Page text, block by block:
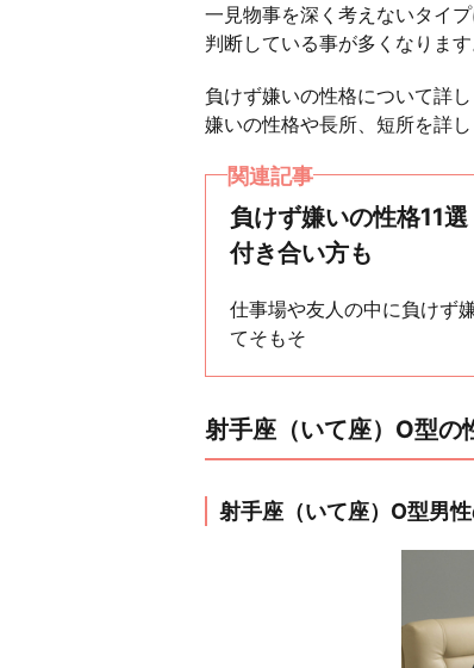
一見物事を深く考えないタイ
判断している事が多くなります
負けず嫌いの性格について詳
嫌いの性格や長所、短所を詳し
関連記事
負けず嫌いの性格11
付き合い方も
仕事場や友人の中に負けず
てそもそ
射手座（いて座）O型の
射手座（いて座）O型男